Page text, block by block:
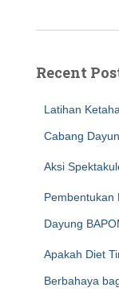
Recent
Latihan
Cabang
Aksi
Pembentukan
Dayung
Apakah Diet
Berbahaya